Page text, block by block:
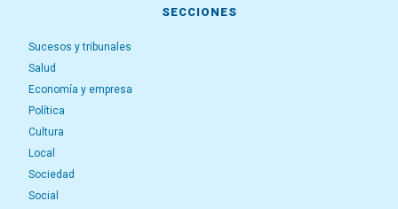
SECCIONES
Sucesos y tribunales
Salud
Economía y empresa
Política
Cultura
Local
Sociedad
Social